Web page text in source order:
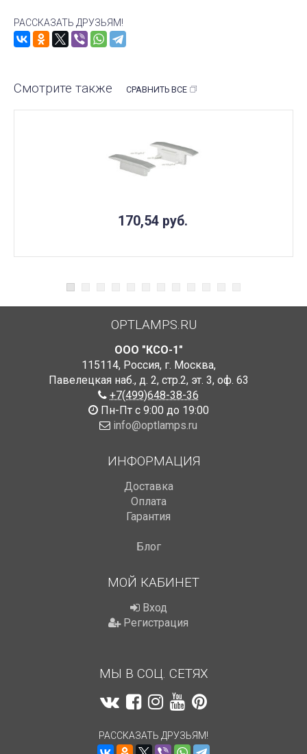
РАССКАЗАТЬ ДРУЗЬЯМ!
Смотрите также СРАВНИТЬ ВСЕ
170,54 руб.
OPTLAMPS.RU
ООО "КСО-1"
115114, Россия, г. Москва,
Павелецкая наб., д. 2, стр.2, эт. 3, оф. 63
+7(499)648-38-36
Пн-Пт с 9:00 до 19:00
info@optlamps.ru
ИНФОРМАЦИЯ
Доставка
Оплата
Гарантия
Блог
МОЙ КАБИНЕТ
Вход
Регистрация
МЫ В СОЦ. СЕТЯХ
РАССКАЗАТЬ ДРУЗЬЯМ!